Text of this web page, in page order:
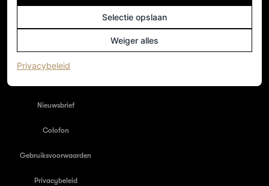
Home
Nieuwsbrief
Colofon
Gebruiksvoorwaarden
Privacybeleid
Selectie opslaan
Weiger alles
Privacybeleid